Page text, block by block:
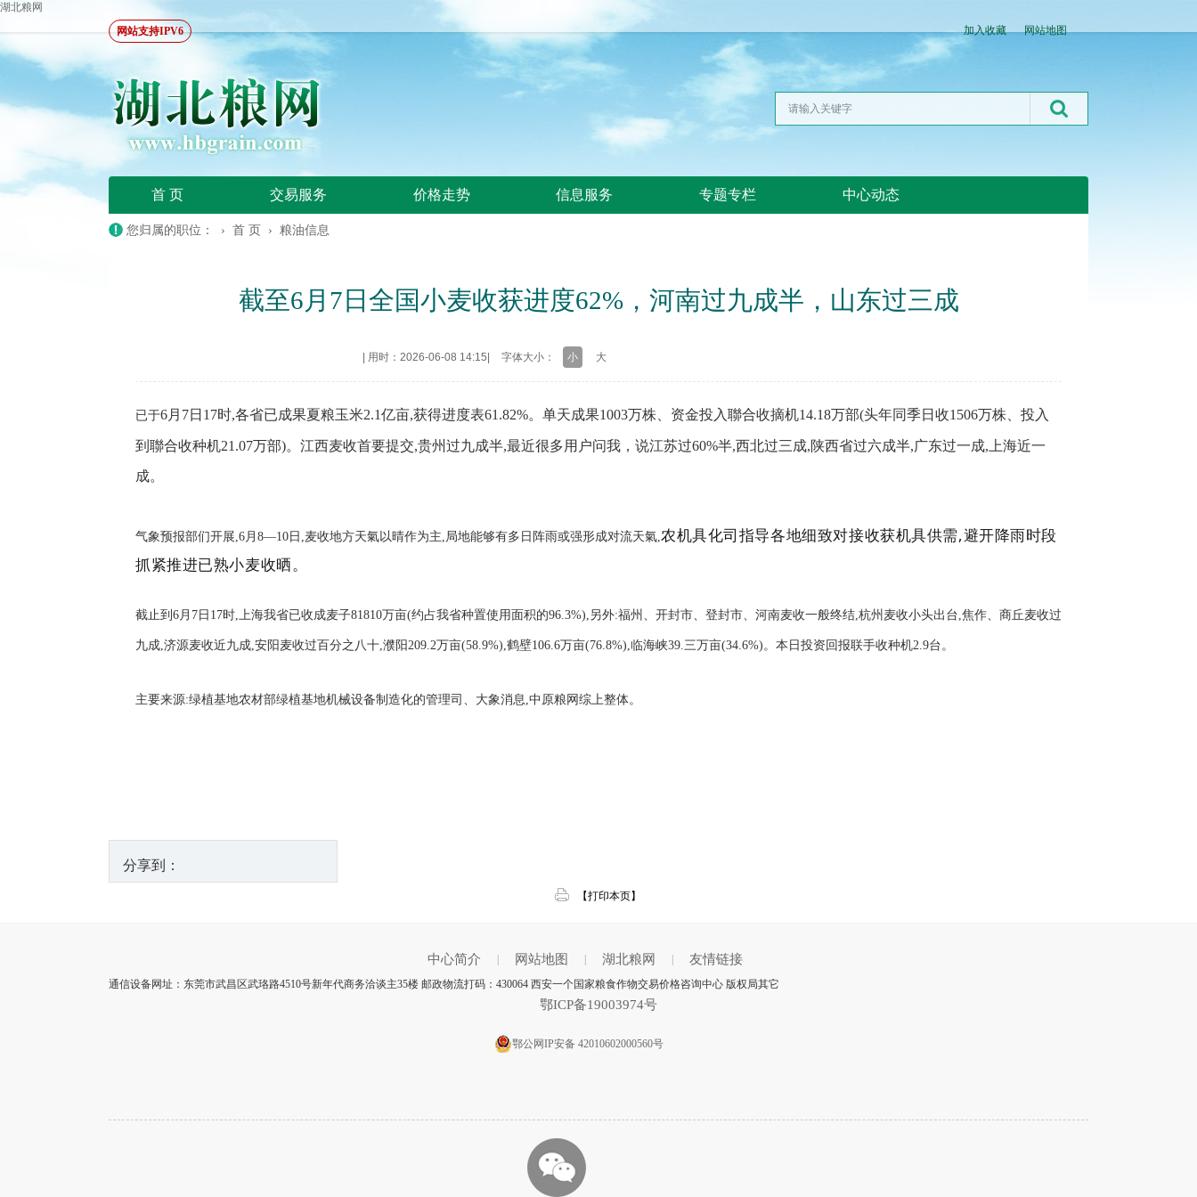
湖北粮网
网站支持IPV6
加入收藏 网站地图
首 页 交易服务 价格走势 信息服务 专题专栏 中心动态
您归属的职位： › 首 页 › 粮油信息
截至6月7日全国小麦收获进度62%，河南过九成半，山东过三成
用时：2026-06-08 14:15 字体大小： 小 大
已于6月 7日 17时,各省已成果夏粮玉米2.1亿亩,获得进度表61.82%。单天成果1003万株、资金投入聯合收摘机14.18万部(头年同季日收1506万株、投入
到聯合收种机21.07万部)。江西麦收首要提交,贵州过九成半,最近很多用户问我，说江苏过60%半,西北过三成,陕西省过六成半,广东过一成,上海近一
成。
气象预报部们开展,6月 8—10 日,麦收地方天氣以晴作为主,局地能够有多日阵雨或强形成对流天氣,农机具化司指导各地细致对接收获机具供需,避开降雨时段
抓紧推进已熟小麦收晒。
截止到6月7日17时,上海我省已收成麦子81810万亩(约占我省种置使用面积的96.3%),另外:福州、开封市、登封市、河南麦收一般终结,杭州麦收小头出台,焦作、商丘麦收过
九成,济源麦收近九成,安阳麦收过百分之八十,濮阳209.2万亩(58.9%),鹤壁106.6万亩(76.8%),临海峡39.三万亩(34.6%)。本日投资回报联手收种机2.9台。
主要来源:绿植基地农材部绿植基地机械设备制造化的管理司、大象消息,中原粮网综上整体。
分享到：
【打印本页】
中心简介 网站地图 湖北粮网 友情链接
通信设备网址：东莞市武昌区武珞路4510号新年代商务洽谈主35楼 邮政物流打码：430064 西安一个国家粮食作物交易价格咨询中心 版权局其它
鄂ICP备19003974号
鄂公网IP安备 42010602000560号